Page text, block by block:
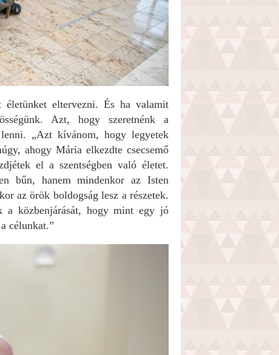
eltervezni. És ha valamit
Azt, hogy szeretnénk a
„Azt kívánom, hogy legyetek
ahogy Mária elkezdte csecsemő
el a szentségben való életet.
bűn, hanem mindenkor az Isten
az örök boldogság lesz a részetek.
a közbenjárását, hogy mint egy jó
célunkat.”